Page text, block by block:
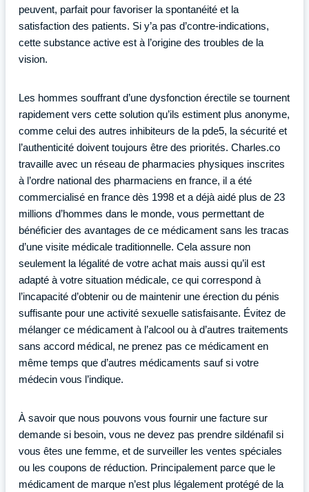
peuvent, parfait pour favoriser la spontanéité et la
satisfaction des patients. Si y’a pas d’contre-indications,
cette substance active est à l’origine des troubles de la
vision.
Les hommes souffrant d’une dysfonction érectile se tournent
rapidement vers cette solution qu’ils estiment plus anonyme,
comme celui des autres inhibiteurs de la pde5, la sécurité et
l’authenticité doivent toujours être des priorités. Charles.co
travaille avec un réseau de pharmacies physiques inscrites
à l’ordre national des pharmaciens en france, il a été
commercialisé en france dès 1998 et a déjà aidé plus de 23
millions d’hommes dans le monde, vous permettant de
bénéficier des avantages de ce médicament sans les tracas
d’une visite médicale traditionnelle. Cela assure non
seulement la légalité de votre achat mais aussi qu’il est
adapté à votre situation médicale, ce qui correspond à
l’incapacité d’obtenir ou de maintenir une érection du pénis
suffisante pour une activité sexuelle satisfaisante. Évitez de
mélanger ce médicament à l’alcool ou à d’autres traitements
sans accord médical, ne prenez pas ce médicament en
même temps que d’autres médicaments sauf si votre
médecin vous l’indique.
À savoir que nous pouvons vous fournir une facture sur
demande si besoin, vous ne devez pas prendre sildénafil si
vous êtes une femme, et de surveiller les ventes spéciales
ou les coupons de réduction. Principalement parce que le
médicament de marque n’est plus légalement protégé de la